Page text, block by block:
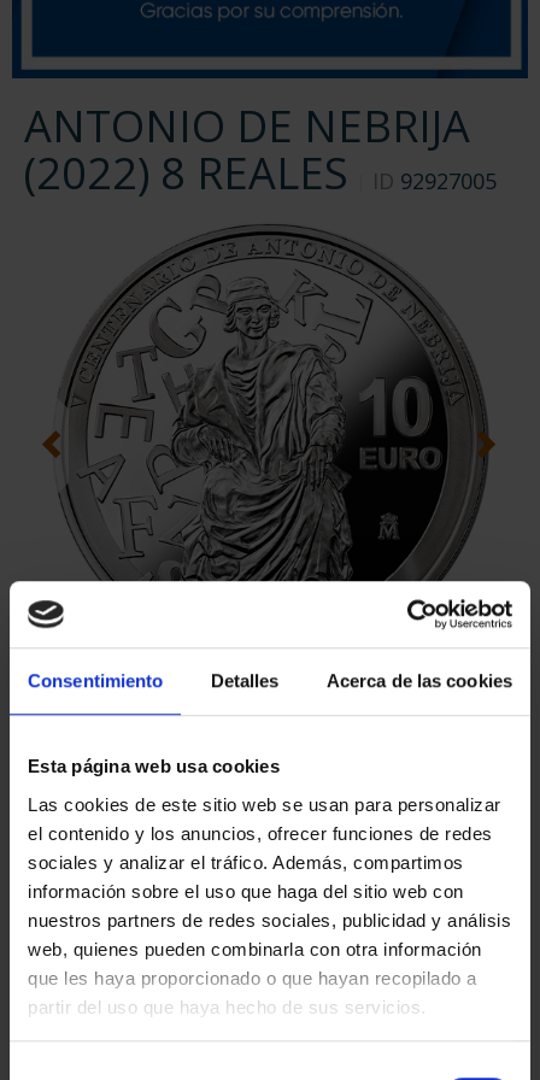
Consentimiento Detalles Acerca de las cookies
Esta página web usa cookies
Las cookies de este sitio web se usan para personalizar
el contenido y los anuncios, ofrecer funciones de redes
sociales y analizar el tráfico. Además, compartimos
información sobre el uso que haga del sitio web con
nuestros partners de redes sociales, publicidad y análisis
web, quienes pueden combinarla con otra información
que les haya proporcionado o que hayan recopilado a
partir del uso que haya hecho de sus servicios.
ANTONIO DE NEBRIJA
(2022) 8 REALES ID 92927005
140,00 €
115,70 € * IVA no incl.
83 Disponible